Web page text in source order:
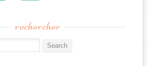
rechercher